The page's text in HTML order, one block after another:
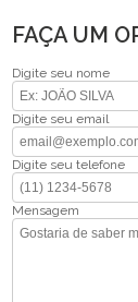
FAÇA UM
Digite seu nome
Digite seu email
Digite seu telefone
Mensagem